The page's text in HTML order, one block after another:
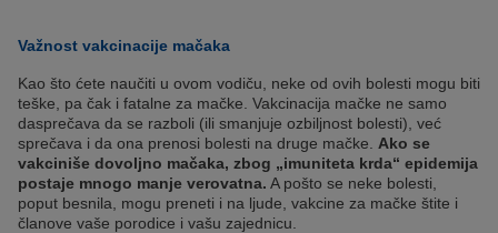
Važnost vakcinacije mačaka
Kao što ćete naučiti u ovom vodiču, neke od ovih bolesti mogu biti
teške, pa čak i fatalne za mačke. Vakcinacija mačke ne samo
dasprečava da se razboli (ili smanjuje ozbiljnost bolesti), već
sprečava i da ona prenosi bolesti na druge mačke. Ako se
vakciniše dovoljno mačaka, zbog „imuniteta krda“ epidemija
postaje mnogo manje verovatna. A pošto se neke bolesti,
poput besnila, mogu preneti i na ljude, vakcine za mačke štite i
članove vaše porodice i vašu zajednicu.